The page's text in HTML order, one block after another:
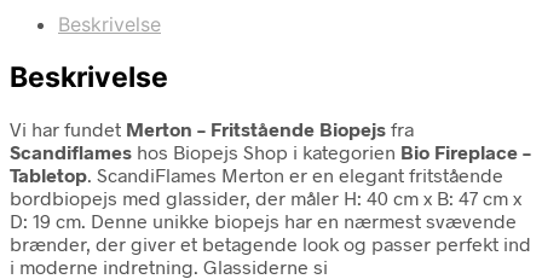
Beskrivelse
Beskrivelse
Vi har fundet Merton – Fritstående Biopejs fra
Scandiflames hos Biopejs Shop i kategorien Bio Fireplace –
Tabletop. ScandiFlames Merton er en elegant fritstående
bordbiopejs med glassider, der måler H: 40 cm x B: 47 cm x
D: 19 cm. Denne unikke biopejs har en nærmest svævende
brænder, der giver et betagende look og passer perfekt ind
i moderne indretning. Glassiderne si